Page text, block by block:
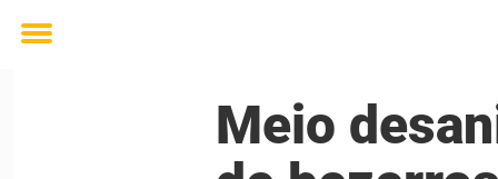
Toggle
Meio